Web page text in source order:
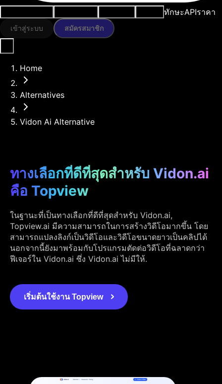
ทักษะAPIราคา
เข้าสู่ระบบ สมัครสมาชิก
Home
Alternatives
Vidon Ai Alternative
ทางเลือกที่ดีที่สุดสำหรับ Vidon.ai
คือ Topview
ในฐานะที่เป็นทางเลือกที่ดีที่สุดสำหรับ Vidon.ai,
Topview.ai มีความสามารถในการสร้างวิดีโอมากขึ้น โดย
สามารถแปลงลิงก์เป็นวิดีโอและวิดีโอขนาดยาวเป็นคลิปได้
นอกจากนี้ยังมาพร้อมกับโปรแกรมตัดต่อวิดีโอที่ฉลาดกว่า
ฟีเจอร์ใน Vidon.ai ซึ่ง Vidon.ai ไม่มีให้.
เริ่มต้นใช้งาน Topview